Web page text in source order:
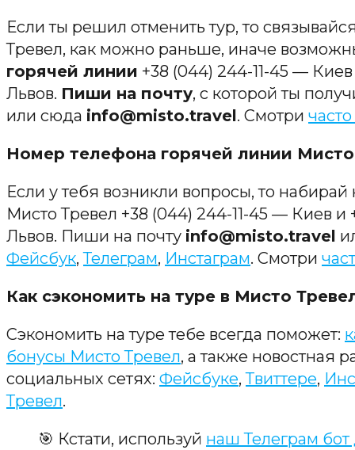
Если ты решил отменить тур, то
Тревел, как можно раньше, иначе
горячей линии +38 (044) 244-11-45 —
Львов. Пиши на почту, с которой ты
или сюда info@misto.travel. Смотри
Номер телефона горячей линии
Если у тебя возникли вопросы, то
Мисто Тревел +38 (044) 244-11-45 — Киев и
Львов. Пиши на почту info@misto.travel
Фейсбук,Телеграм, Инстаграм. Смотри
Как сэкономить на туре в Мисто
Сэкономить на туре тебе всегда поможет:
бонусы Мисто Тревел, а также новостная
социальных сетях: Фейсбуке,Твиттере,
Тревел.
🎯 Кстати, используй наш Телеграм